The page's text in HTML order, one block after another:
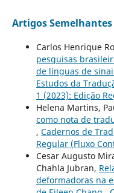
Artigos Semelhantes
Carlos Henrique
pesquisas
de línguas de
Estudos da
1 (2023): Edição
Helena Martins,
como nota de
, Cadernos de
Regular (Fluxo
Cesar Augusto
Chahla Jubran,
deformadoras na